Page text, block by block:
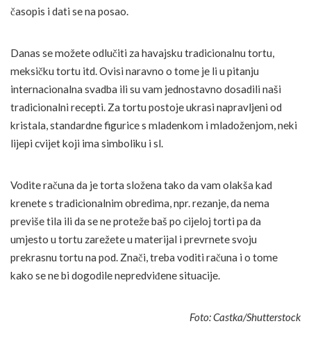
časopis i dati se na posao.
Danas se možete odlučiti za havajsku tradicionalnu tortu,
meksičku tortu itd. Ovisi naravno o tome je li u pitanju
internacionalna svadba ili su vam jednostavno dosadili naši
tradicionalni recepti. Za tortu postoje ukrasi napravljeni od
kristala, standardne figurice s mladenkom i mladoženjom, neki
lijepi cvijet koji ima simboliku i sl.
Vodite računa da je torta složena tako da vam olakša kad
krenete s tradicionalnim obredima, npr. rezanje, da nema
previše tila ili da se ne proteže baš po cijeloj torti pa da
umjesto u tortu zarežete u materijal i prevrnete svoju
prekrasnu tortu na pod. Znači, treba voditi računa i o tome
kako se ne bi dogodile nepredviđene situacije.
Foto: Castka/Shutterstock